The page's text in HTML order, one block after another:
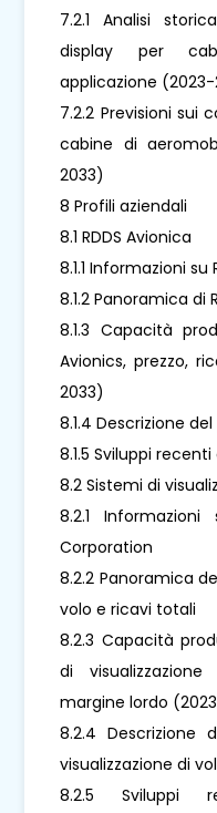
7.2.1 Analisi
display per
applicazione (2023-
7.2.2 Previsioni sui
cabine di
2033)
8 Profili aziendali
8.1 RDDS Avionica
8.1.1 Informazioni
8.1.2 Panoramica di
8.1.3 Capacità
Avionics, prezzo,
2033)
8.1.4 Descrizione
8.1.5 Sviluppi recenti
8.2 Sistemi di
8.2.1
Corporation
8.2.2 Panoramica
volo e ricavi totali
8.2.3 Capacità
di
margine lordo
8.2.4
visualizzazione di
8.2.5 Sviluppi